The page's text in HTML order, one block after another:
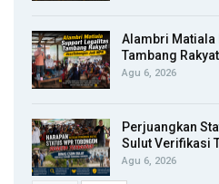
Alambri Matiala
Tambang
Agu 6, 2026
Perjuangkan
Sulut Verifikasi
Agu 6, 2026